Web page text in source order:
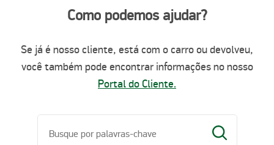
Como podemos ajudar?
Se já é nosso cliente, está com o carro ou devolveu,
você também pode encontrar informações no nosso
Portal do Cliente.